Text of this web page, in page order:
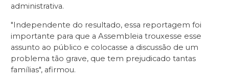
administrativa.
"Independente do resultado, essa reportagem foi
importante para que a Assembleia trouxesse esse
assunto ao público e colocasse a discussão de um
problema tão grave, que tem prejudicado tantas
famílias", afirmou.